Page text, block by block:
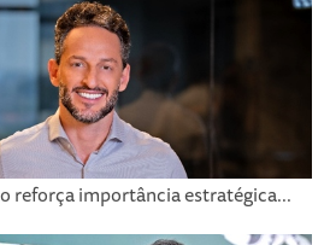
reforça importância estratégica...